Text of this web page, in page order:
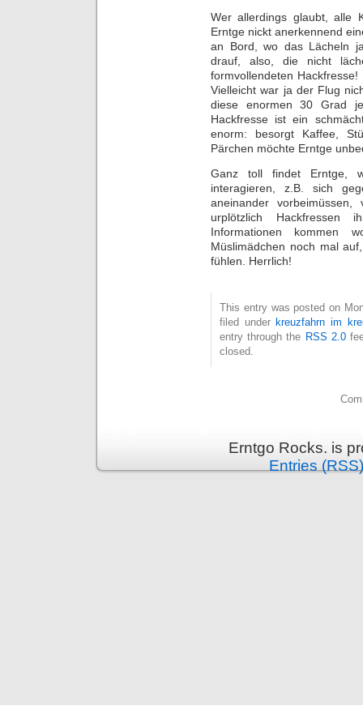
Wer allerdings glaubt, alle
Erntge nickt anerkennend
an Bord, wo das Lächeln
drauf, also, die nicht
formvollendeten
Vielleicht war ja der Flug
diese enormen 30 Grad
Hackfresse ist ein
enorm: besorgt Kaffee,
Pärchen möchte Erntge
Ganz toll findet Erntge,
interagieren, z.B. sich
aneinander
urplötzlich
Informationen kommen
Müslimädchen noch mal
fühlen. Herrlich!
This entry was posted on
filed under kreuzfahrn im
entry through the RSS 2.0
closed.
Erntgo Rocks. is
Entries (RSS)